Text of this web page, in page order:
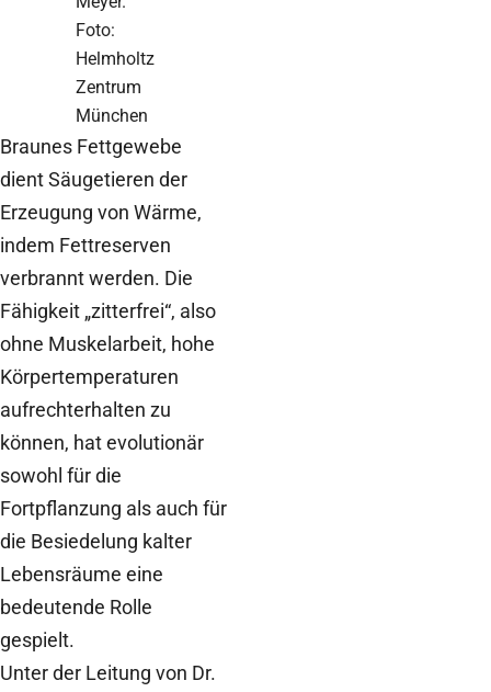
Foto:
Helmholtz
Zentrum
München
Braunes Fettgewebe
dient Säugetieren der
Erzeugung von Wärme,
indem Fettreserven
verbrannt werden. Die
Fähigkeit „zitterfrei“, also
ohne Muskelarbeit, hohe
Körpertemperaturen
aufrechterhalten zu
können, hat evolutionär
sowohl für die
Fortpflanzung als auch für
die Besiedelung kalter
Lebensräume eine
bedeutende Rolle
gespielt.
Unter der Leitung von Dr.